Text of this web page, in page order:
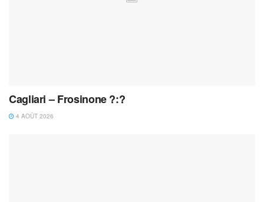
Cagliari – Frosinone ?:?
4 AOÛT 2026